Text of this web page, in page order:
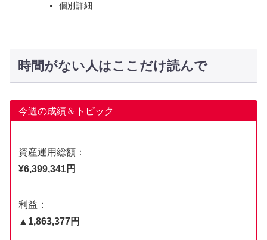
個別詳細
時間がない人はここだけ読んで
今週の成績＆トピック
資産運用総額：
¥6,399,341円
利益：
▲1,863,377円